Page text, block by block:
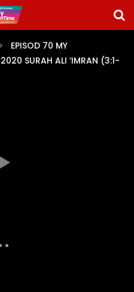
EPISOD 70 MY
SURAH ALI ‘IMRAN (3:1-